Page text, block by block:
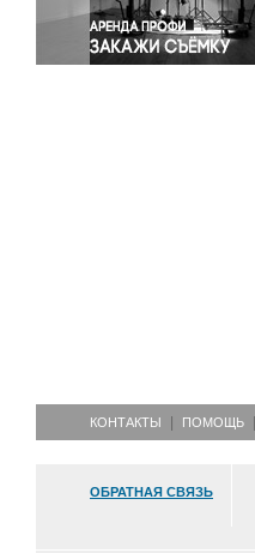
Экономика и бизнес
КОНТАКТЫ ПОМОЩЬ
ОБРАТНАЯ СВЯЗЬ